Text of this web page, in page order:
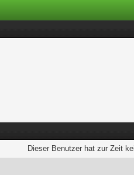
Dieser Benutzer hat zur Zeit